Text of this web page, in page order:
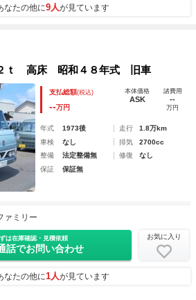
なたの他に9人が見ています
ｔ 高床 昭和４８年式 旧車
支払総額(税込)
--万円
本体価格
ASK
諸費用
--
万円
年式 1973後 走行
1.8万km
車検
なし 排気
2700cc
整備
法定整備無 修復
なし
保証
保証無
ァミリー
は在庫確認・見積依頼
話でお問い合わせ
お気に入り
なたの他に1人が見ています